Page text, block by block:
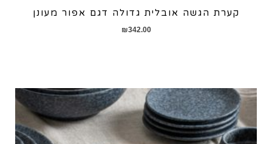
קערת הגשה אובלית גדולה דגם אפור מעונן
₪342.00